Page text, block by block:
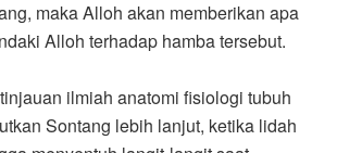
maka Alloh akan memberikan apa
Alloh terhadap hamba tersebut.
ilmiah anatomi fisiologi tubuh
Sontang lebih lanjut, ketika lidah